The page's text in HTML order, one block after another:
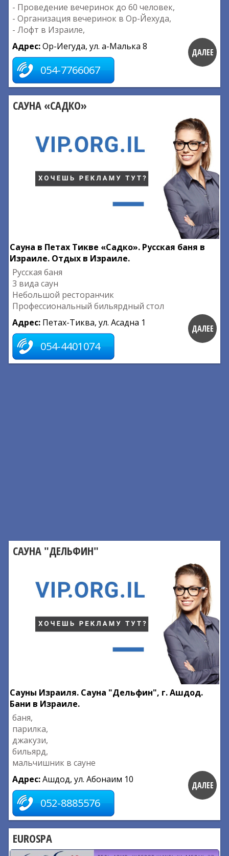
- Проведение вечеринок до 60 человек,
- Организация вечеринок в Ор-Йехуда,
- Лофт в Израиле,
Адрес:Ор-Иегуда, ул. а-Малька 8
054-7766067
ДАЛЕЕ
САУНА «САДКО»
Сауна в Петах Тикве «Садко». Русская баня в
Израиле. Отдых в Израиле.
Русская баня
3 вида саун
Небольшой ресторанчик
Профессиональный бильярдный стол
Адрес: Петах-Тиква, ул. Асадна 1
054-4401074
ДАЛЕЕ
САУНА "ДЕЛЬФИН"
Сауны Израиля. Сауна "Дельфин", г. Ашдод.
Бани в Израиле.
баня,
парилка,
джакузи,
бильярд,
мальчишник в сауне
Адрес:Ашдод, ул. Абонаим 10
052-8885576
ДАЛЕЕ
EUROSPA